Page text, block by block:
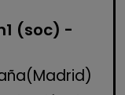
(soc) -